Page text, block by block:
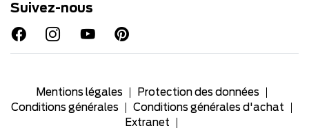
Suivez-nous
Mentions légales
Protection des données
Conditions générales
Conditions générales d'achat
Extranet